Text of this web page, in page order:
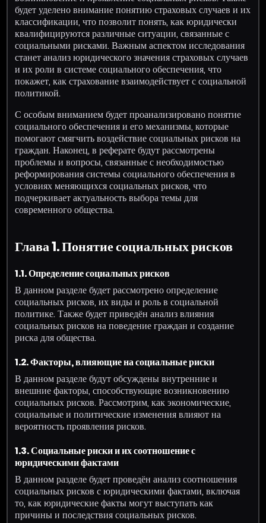
будет уделено внимание понятию страховых случаев и их
классификации, что позволит понять, как юридически
квалифицируются различные ситуации, связанные с
социальными рисками. Важным аспектом исследования
станет анализ юридического значения страховых случаев
и их роли в системе социального обеспечения, что
покажет, как страхование взаимодействует с социальной
политикой.
С особым вниманием будет проанализировано понятие
социального обеспечения и его механизмы, которые
помогают смягчить воздействие социальных рисков на
граждан. Наконец, в реферате будут рассмотрены
проблемы и вопросы, связанные с необходимостью
реформирования системы социального обеспечения в
условиях меняющихся социальных рисков, что
подчеркивает актуальность выбора темы для
современного общества.
Глава 1. Понятие социальных рисков
1.1. Определение социальных рисков
В данном разделе будет рассмотрено определение
социальных рисков, их виды и роль в социальной
политике. Также будет приведён анализ влияния
социальных рисков на поведение граждан и создание
риска для общества.
1.2. Факторы, влияющие на социальные риски
В данном разделе будут обсуждены внутренние и
внешние факторы, способствующие возникновению
социальных рисков. Рассмотрим, как экономические,
социальные и политические изменения влияют на
вероятность проявления рисков.
1.3. Социальные риски и их соотношение с
юридическими фактами
В данном разделе будет проведён анализ соотношения
социальных рисков с юридическими фактами, включая
то, как юридические факты могут выступать как
причины и последствия социальных рисков.